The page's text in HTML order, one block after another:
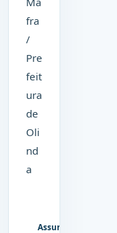
fra
/
Pre
feit
ura
de
Oli
nd
a
Assuntos